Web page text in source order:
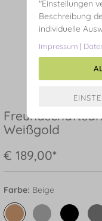
Weißgold
€ 189,00*
Farbe: Beige
"Einstellungen
Beschreibung
individuelle
Impressum |